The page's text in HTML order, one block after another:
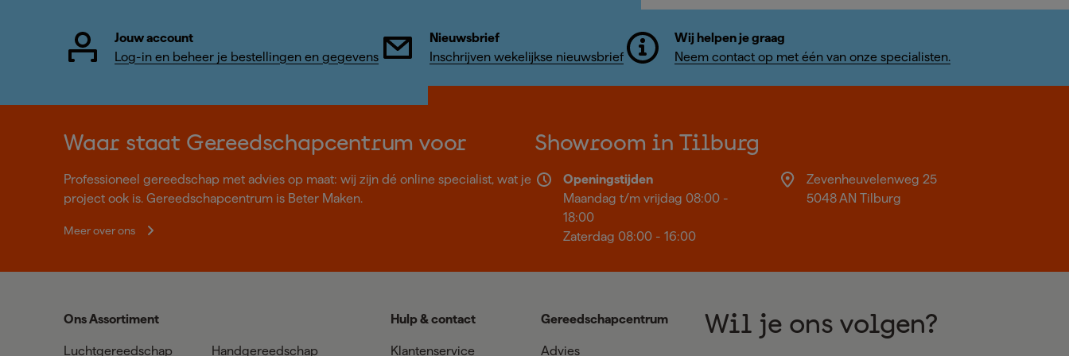
Jouw account
Log-in en beheer je bestellingen en gegevens
Nieuwsbrief
Inschrijven wekelijkse nieuwsbrief
Wij helpen je graag
Neem contact op met één van onze specialisten.
Waar staat Gereedschapcentrum voor
Professioneel gereedschap met advies op maat: wij zijn dé online specialist, wat je
project ook is. Gereedschapcentrum is Beter Maken.
Meer over ons
Showroom in Tilburg
Openingstijden
Maandag t/m vrijdag 08:00 -
18:00
Zaterdag 08:00 - 16:00
Zevenheuvelenweg 25
5048 AN Tilburg
Ons Assortiment
Luchtgereedschap Handgereedschap
Hulp & contact
Klantenservice
Gereedschapcentrum
Advies
Wil je ons volgen?